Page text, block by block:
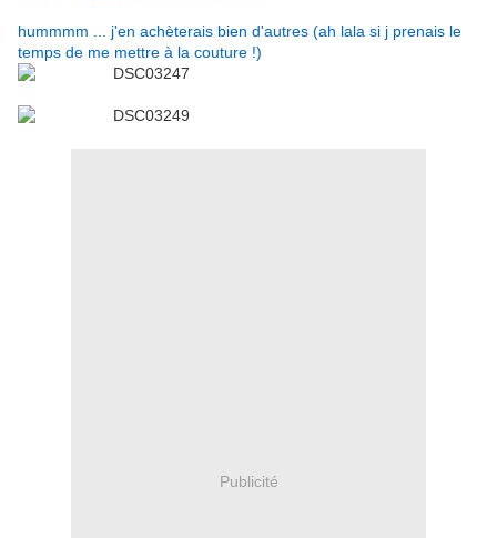
hummmm ... j'en achèterais bien d'autres (ah lala si j prenais le
temps de me mettre à la couture !)
Publicité